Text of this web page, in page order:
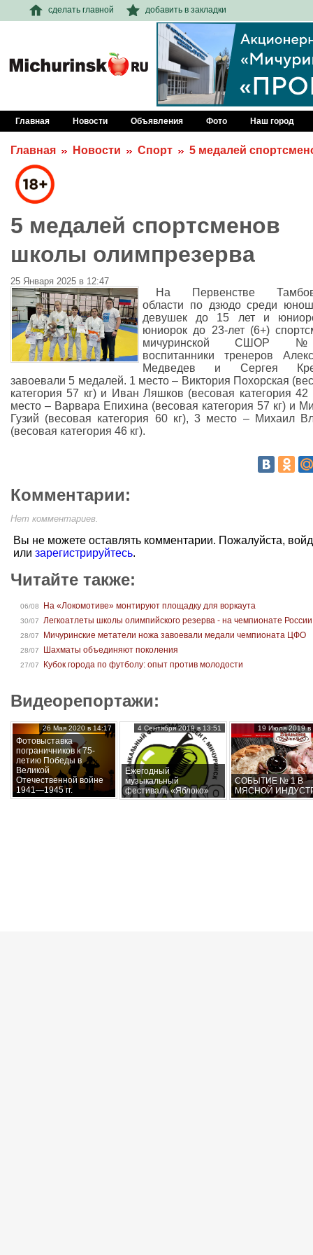
сделать главной добавить в закладки
Главная Новости Объявления Фото Наш город
Главная Новости Спорт 5 медалей
5 медалей спортсменов
школы олимпрезерва
25 Января 2025 в 12:47
На Первенстве
области по дзюдо среди
девушек до 15 лет и
юниорок до 23-лет (6+)
мичуринской СШОР
воспитанники тренеров
Медведев и Сергея
завоевали 5 медалей. 1 место – Виктория Похорская
категория 57 кг) и Иван Ляшков (весовая категория 42
место – Варвара Епихина (весовая категория 57 кг) и
Гузий (весовая категория 60 кг), 3 место – Михаил
(весовая категория 46 кг).
Комментарии:
Нет комментариев.
Вы не можете оставлять комментарии. Пожалуйста,
или зарегистрируйтесь.
Читайте также:
06/08 На «Локомотиве» монтируют площадку для воркаута
30/07 Легкоатлеты школы олимпийского резерва - на чемпионате России
28/07 Мичуринские метатели ножа завоевали медали чемпионата ЦФО
28/07 Шахматы объединяют поколения
27/07 Кубок города по футболу: опыт против молодости
Видеорепортажи:
Фотовыставка
пограничников к 75-
летию Победы в
Великой
Отечественной войне
1941—1945 гг.
26 Мая 2020 в 14:17
Ежегодный
музыкальный
фестиваль «Яблоко»
4 Сентября 2019 в 13:51
СОБЫТИЕ № 1 В
МЯСНОЙ
19 Июля 2019 в